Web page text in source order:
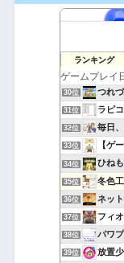
ランキング
28位 萎え
29位 20年
30位 つれ
31位 ラピ
32位 毎日
33位 【ゲ
34位 ひね
35位 冬色
36位 ネッ
37位 フィ
38位 パワ
39位 放置